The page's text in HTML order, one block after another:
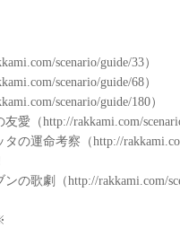
scenario/guide/33）
scenario/guide/68）
scenario/guide/180）
愛（http://rakkami.com/
の運命考察（http://
の歌劇（http://rakkami.com/